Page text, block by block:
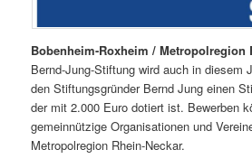
Bobenheim-Roxheim / Metropolregion
Bernd-Jung-Stiftung wird auch in diesem
den Stiftungsgründer Bernd Jung einen
der mit 2.000 Euro dotiert ist. Bewerben
gemeinnützige Organisationen und
Metropolregion Rhein-Neckar.